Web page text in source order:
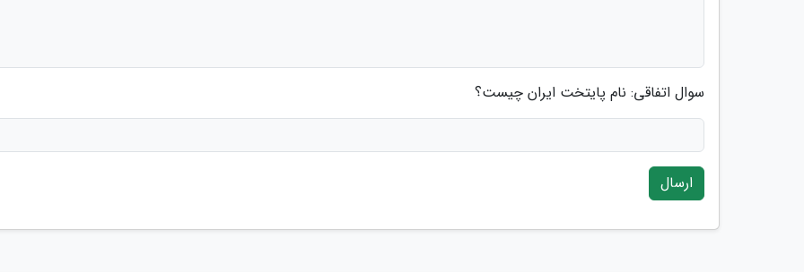
سوال اتفاقی: نام پایتخت ایران چیست؟
ارسال